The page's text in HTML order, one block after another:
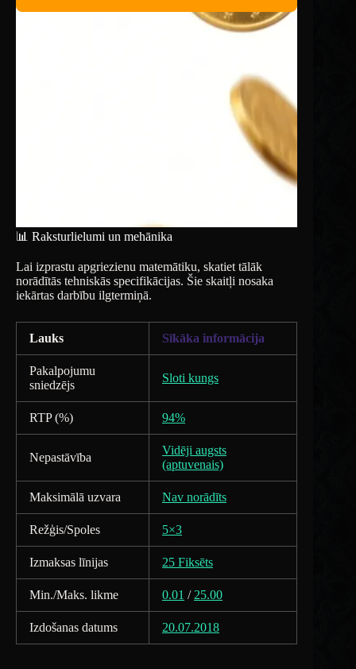
📊 Raksturlielumi un mehānika
Lai izprastu apgriezienu matemātiku, skatiet tālāk
norādītās tehniskās specifikācijas. Šie skaitļi nosaka
iekārtas darbību ilgtermiņā.
Lauks Sīkāka informācija
Pakalpojumu
sniedzējs
Sloti kungs
RTP (%) 94%
Nepastāvība
Vidēji augsts
(aptuvenais)
Maksimālā uzvara Nav norādīts
Režģis/Spoles 5×3
Izmaksas līnijas 25 Fiksēts
Min./Maks. likme 0.01 / 25.00
Izdošanas datums 20.07.2018